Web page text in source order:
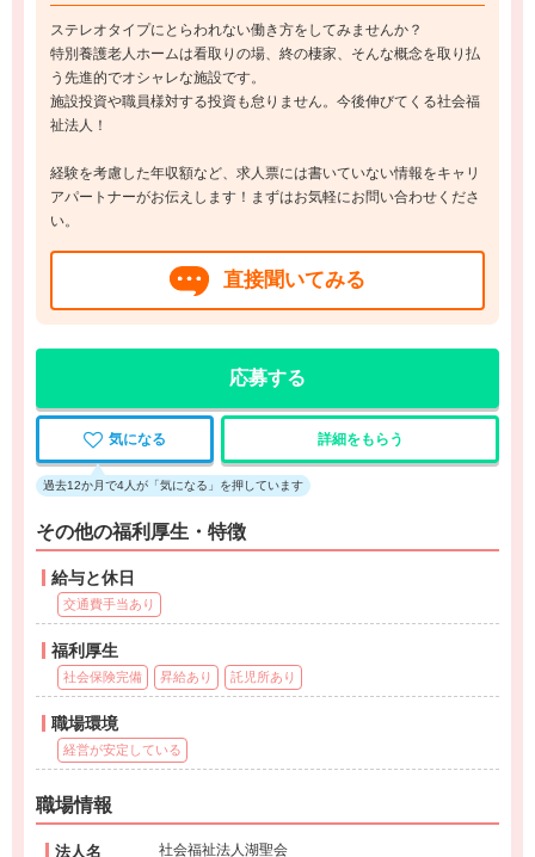
ステレオタイプにとらわれない働き方をしてみませんか？
特別養護老人ホームは看取りの場、終の棲家、そんな概念を取り払
う先進的でオシャレな施設です。
施設投資や職員様対する投資も怠りません。今後伸びてくる社会福
祉法人！
経験を考慮した年収額など、求人票には書いていない情報をキャリ
アパートナーがお伝えします！まずはお気軽にお問い合わせくださ
い。
直接聞いてみる
応募する
気になる 詳細をもらう
過去12か月で4人が「気になる」を押しています
その他の福利厚生・特徴
給与と休日
交通費手当あり
福利厚生
社会保険完備 昇給あり 託児所あり
職場環境
経営が安定している
職場情報
法人名 社会福祉法人湖聖会